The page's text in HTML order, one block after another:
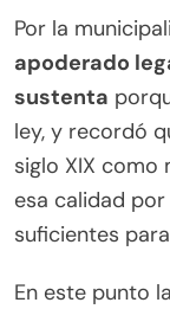
Por la
apoderado
sustenta
ley, y recordó
siglo XIX como
esa calidad
suficientes
En este punto